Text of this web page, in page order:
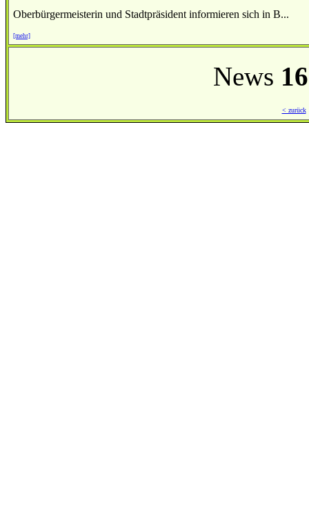
Oberbürgermeisterin und Stadtpräsident informieren sich in B...
[mehr]
News
< zurück